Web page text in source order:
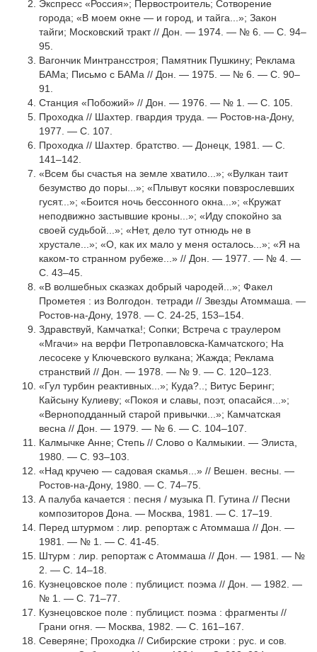
Экспресс «Россия»; Первостроитель; Сотворение
города; «В моем окне — и город, и тайга...»; Закон
тайги; Московский тракт // Дон. — 1974. — № 6. — С. 94–
95.
Вагончик Минтрансстроя; Памятник Пушкину; Реклама
БАМа; Письмо с БАМа // Дон. — 1975. — № 6. — С. 90–
91.
Станция «Побожий» // Дон. — 1976. — № 1. — С. 105.
Проходка // Шахтер. гвардия труда. — Ростов-на-Дону,
1977. — С. 107.
Проходка // Шахтер. братство. — Донецк, 1981. — С.
141–142.
«Всем бы счастья на земле хватило...»; «Вулкан таит
безумство до поры...»; «Плывут косяки повзрослевших
гусят...»; «Боится ночь бессонного окна...»; «Кружат
неподвижно застывшие кроны...»; «Иду спокойно за
своей судьбой...»; «Нет, дело тут отнюдь не в
хрустале...»; «О, как их мало у меня осталось...»; «Я на
каком-то странном рубеже...» // Дон. — 1977. — № 4. —
С. 43–45.
«В волшебных сказках добрый чародей...»; Факел
Прометея : из Волгодон. тетради // Звезды Атоммаша. —
Ростов-на-Дону, 1978. — С. 24-25, 153–154.
Здравствуй, Камчатка!; Сопки; Встреча с траулером
«Мгачи» на верфи Петропавловска-Камчатского; На
лесосеке у Ключевского вулкана; Жажда; Реклама
странствий // Дон. — 1978. — № 9. — С. 120–123.
«Гул турбин реактивных...»; Куда?..; Витус Беринг;
Кайсыну Кулиеву; «Покоя и славы, поэт, опасайся...»;
«Верноподданный старой привычки...»; Камчатская
весна // Дон. — 1979. — № 6. — С. 104–107.
Калмычке Анне; Степь // Слово о Калмыкии. — Элиста,
1980. — С. 93–103.
«Над кручею — садовая скамья...» // Вешен. весны. —
Ростов-на-Дону, 1980. — С. 74–75.
А палуба качается : песня / музыка П. Гутина // Песни
композиторов Дона. — Москва, 1981. — С. 17–19.
Перед штурмом : лир. репортаж с Атоммаша // Дон. —
1981. — № 1. — С. 41-45.
Штурм : лир. репортаж с Атоммаша // Дон. — 1981. — №
2. — С. 14–18.
Кузнецовское поле : публицист. поэма // Дон. — 1982. —
№ 1. — С. 71–77.
Кузнецовское поле : публицист. поэма : фрагменты //
Грани огня. — Москва, 1982. — С. 161–167.
Северяне; Проходка // Сибирские строки : рус. и сов.